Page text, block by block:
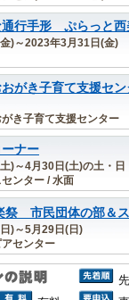
通行手形 ぷらっと西
)～2023年3月31日(金)
おがき子育て支援
き子育て支援センター
ナー
)～4月30日(土)の土・
ンター / 水面
祭 市民団体の部＆
)～5月29日(日)
センター